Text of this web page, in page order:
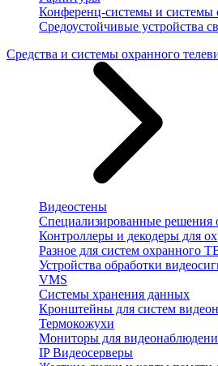
Конференц-системы и системы
Средоустойчивые устройства
Средства и системы охранного
Видеостены
Специализированные решения
Контроллеры и декодеры для
Разное для систем охранного
Устройства обработки
VMS
Системы хранения данных
Кронштейны для систем
Термокожухи
Мониторы для
IP Видеосерверы